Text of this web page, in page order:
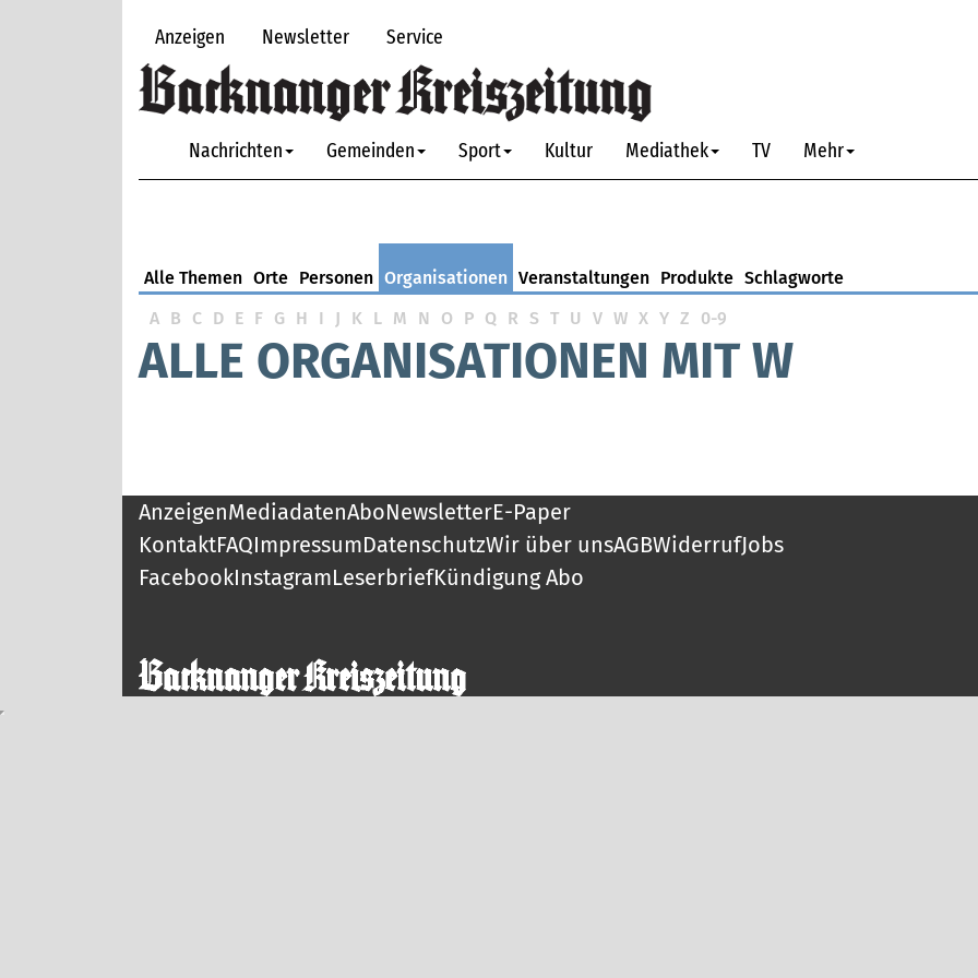
Anzeigen Newsletter Service
Nachrichten Gemeinden Sport Kultur Mediathek TV Mehr
Alle Themen Orte Personen Organisationen Veranstaltungen Produkte Schlagworte
A B C D E F G H I J K L M N O P Q R S T U V W X Y Z 0-9
ALLE ORGANISATIONEN MIT W
AnzeigenMediadatenAboNewsletterE-Paper
KontaktFAQImpressumDatenschutzWir über unsAGBWiderrufJobs
FacebookInstagramLeserbriefKündigung Abo